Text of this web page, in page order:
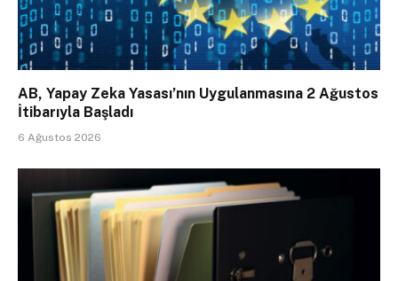
AB, Yapay Zeka Yasası’nın Uygulanmasına 2 Ağustos
İtibarıyla Başladı
6 Ağustos 2026